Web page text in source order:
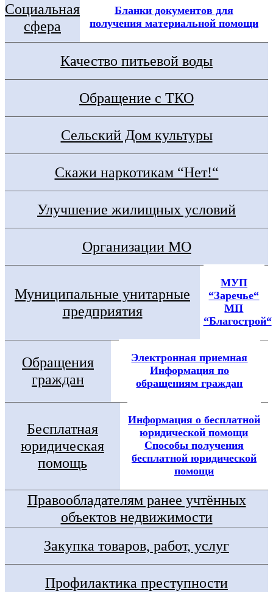
Социальная
сфера
Бланки документов для
получения материальной помощи
Качество питьевой воды
Обращение с ТКО
Сельский Дом культуры
Скажи наркотикам “Нет!“
Улучшение жилищных условий
Организации МО
Муниципальные унитарные
предприятия
МУП
“Заречье“
МП
“Благострой“
Обращения
граждан
Электронная приемная
Информация по
обращениям граждан
Бесплатная
юридическая
помощь
Информация о бесплатной
юридической помощи
Способы получения
бесплатной юридической
помощи
Правообладателям ранее учтённых
объектов недвижимости
Закупка товаров, работ, услуг
Профилактика преступности